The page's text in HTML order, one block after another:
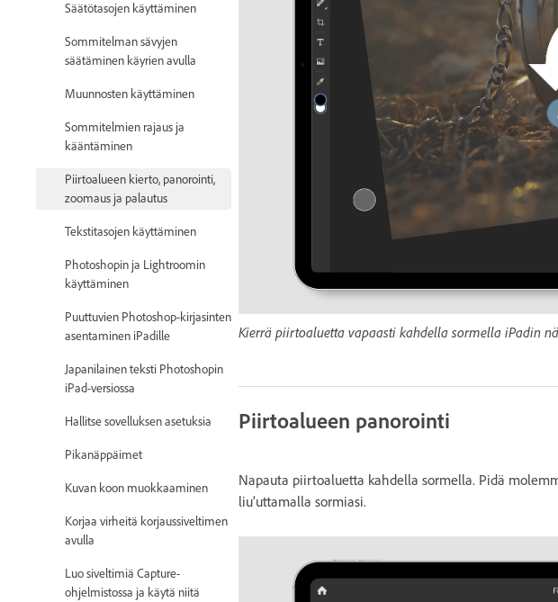
Säätötasojen käyttäminen
Sommitelman sävyjen
säätäminen käyrien avulla
Muunnosten käyttäminen
Sommitelmien rajaus ja
kääntäminen
Piirtoalueen kierto, panorointi,
zoomaus ja palautus
Tekstitasojen käyttäminen
Photoshopin ja Lightroomin
käyttäminen
Puuttuvien Photoshop-kirjasinten
asentaminen iPadille
Japanilainen teksti Photoshopin
iPad-versiossa
Hallitse sovelluksen asetuksia
Pikanäppäimet
Kuvan koon muokkaaminen
Korjaa virheitä korjaussiveltimen
avulla
Luo siveltimiä Capture-
ohjelmistossa ja käytä niitä
Kierrä piirtoaluetta vapaasti kahdella sormella iPadin
Piirtoalueen panorointi
Napauta piirtoaluetta kahdella sormella. Pidä
liu’uttamalla sormiasi.